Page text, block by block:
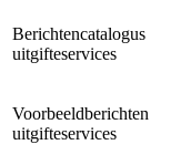
Berichtencatalogus
uitgifteservices
Voorbeeldberichten
uitgifteservices